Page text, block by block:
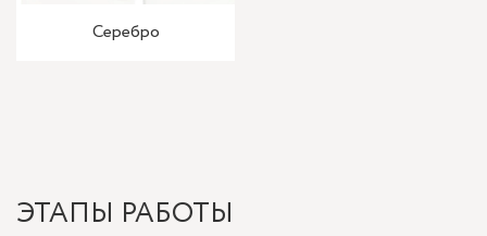
Серебро
ЭТАПЫ РАБОТЫ